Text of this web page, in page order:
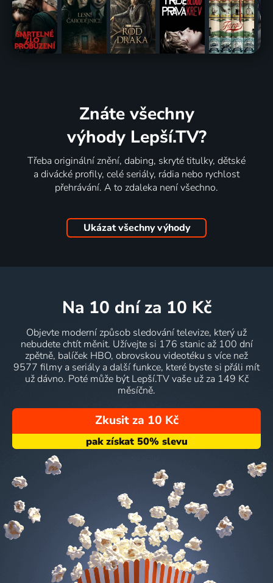
Znáte všechny
výhody Lepší.TV?
Třeba originální znění, dabing, skryté titulky, dětské
a divácké profily, celé seriály, rádia nebo rychlost
přehrávání. A to zdaleka není všechno.
Ukázat všechny výhody
na 10 dní za 10 Kč
Objevte moderní způsob sledování televize, který už
nebudete chtít měnit. Užívejte si 176 stanic až 100 dní
zpětně, balíček HBO, obrovskou videotéku s více než
9577 filmy a seriály a další funkce, které byste si přáli mít
už dávno. Poté může být Lepší.TV vaše už za 149 Kč
měsíčně.
Zkusit za 10 Kč